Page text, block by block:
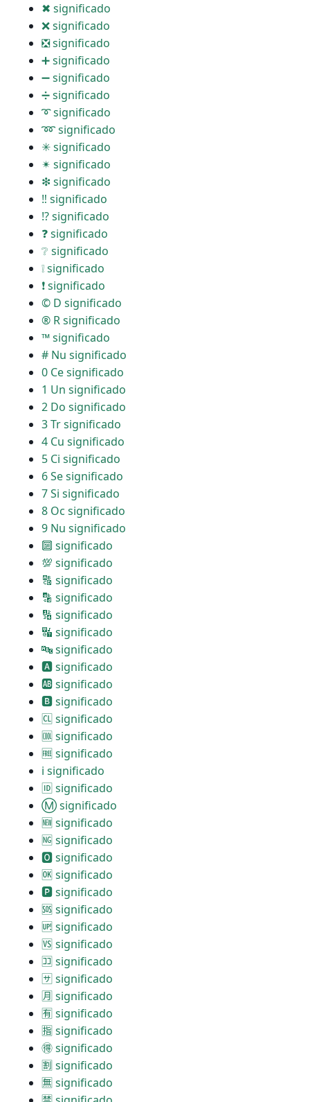
✖ significado
❌ significado
❎ significado
➕ significado
➖ significado
➗ significado
➰ significado
➿ significado
✳ significado
✴ significado
❇ significado
‼ significado
⁉ significado
❓ significado
❔ significado
❕ significado
❗ significado
© D significado
® R significado
™ significado
# Nu significado
0 Ce significado
1 Un significado
2 Do significado
3 Tr significado
4 Cu significado
5 Ci significado
6 Se significado
7 Si significado
8 Oc significado
9 Nu significado
🔟 significado
💯 significado
🔠 significado
🔡 significado
🔢 significado
🔣 significado
🔤 significado
🅰 significado
🆎 significado
🅱 significado
🆑 significado
🆒 significado
🆓 significado
ℹ significado
🆔 significado
Ⓜ significado
🆕 significado
🆖 significado
🅾 significado
🆗 significado
🅿 significado
🆘 significado
🆙 significado
🆚 significado
🈁 significado
🈂 significado
🈷 significado
🈶 significado
🈯 significado
🉐 significado
🈹 significado
🈚 significado